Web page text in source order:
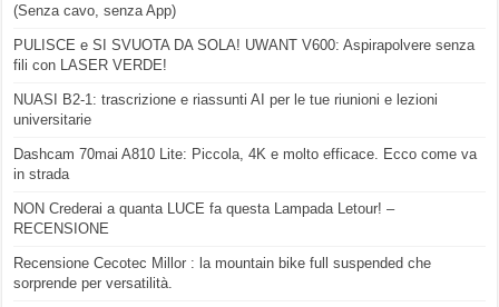
(Senza cavo, senza App)
PULISCE e SI SVUOTA DA SOLA! UWANT V600: Aspirapolvere senza
fili con LASER VERDE!
NUASI B2-1: trascrizione e riassunti AI per le tue riunioni e lezioni
universitarie
Dashcam 70mai A810 Lite: Piccola, 4K e molto efficace. Ecco come va
in strada
NON Crederai a quanta LUCE fa questa Lampada Letour! –
RECENSIONE
Recensione Cecotec Millor : la mountain bike full suspended che
sorprende per versatilità.